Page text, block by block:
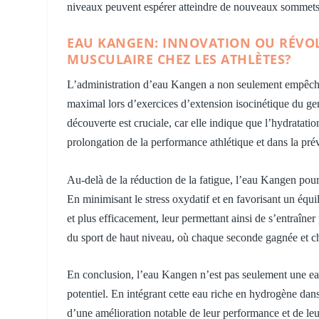
niveaux peuvent espérer atteindre de nouveaux
EAU KANGEN: INNOVATION OU
MUSCULAIRE CHEZ LES ATHLÈTES?
L’administration d’eau Kangen a non seulement
maximal lors d’exercices d’extension isocinétique du
découverte est cruciale, car elle indique que
prolongation de la performance athlétique et dans la
Au-delà de la réduction de la fatigue, l’eau Kangen
En minimisant le stress oxydatif et en favorisant un
et plus efficacement, leur permettant ainsi de
du sport de haut niveau, où chaque seconde gagnée et
En conclusion, l’eau Kangen n’est pas seulement une
potentiel. En intégrant cette eau riche en hydrogène
d’une amélioration notable de leur performance et de